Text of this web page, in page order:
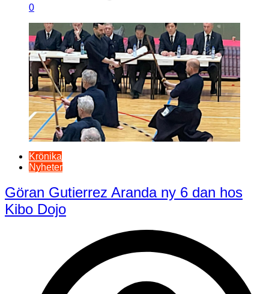
0
Krönika
Nyheter
Göran Gutierrez Aranda ny 6 dan hos
Kibo Dojo